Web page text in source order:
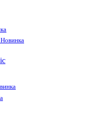
Новинка